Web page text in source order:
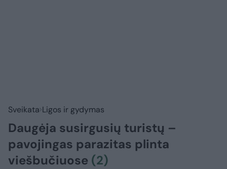
Sveikata Ligos ir gydymas
Daugėja susirgusių turistų –
pavojingas parazitas plinta
viešbučiuose (2)